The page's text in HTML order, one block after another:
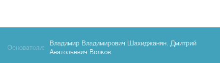
Основатели:
Владимир Владимирович Шахиджанян, Дмитрий
Анатольевич Волков